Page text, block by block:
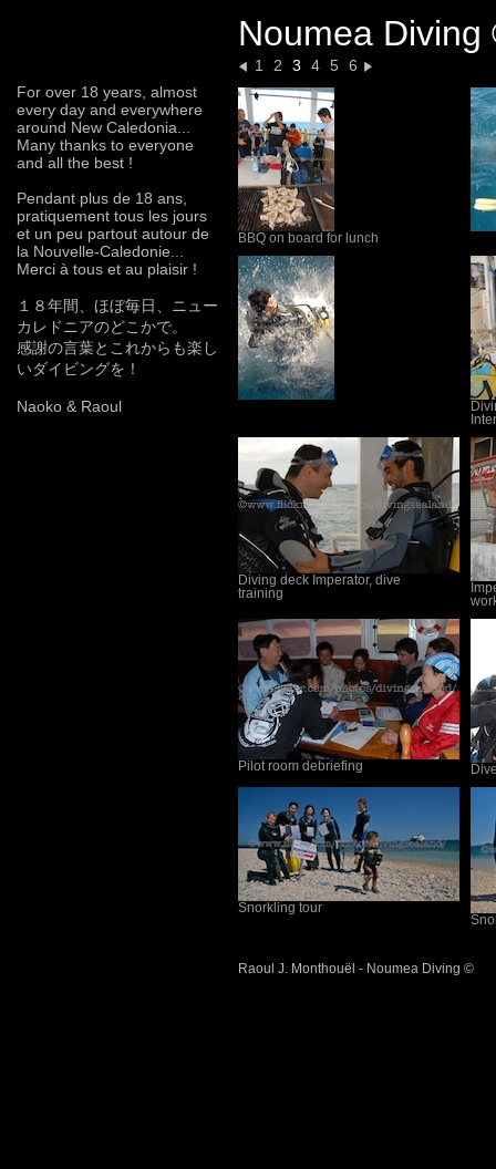
Noumea
1 2 3 4 5 6
For over 18 years, almost
every day and everywhere
around New Caledonia...
Many thanks to everyone
and all the best !
Pendant plus de 18 ans,
pratiquement tous les jours
et un peu partout autour de
la Nouvelle-Caledonie...
Merci à tous et au plaisir !
１８年間、ほぼ毎日、ニュー
カレドニアのどこかで。
感謝の言葉とこれからも楽し
いダイビングを！
Naoko & Raoul
BBQ on board for lunch
Diving deck Imperator, dive
training
Pilot room debriefing
Snorkling tour
Raoul J. Monthouël - Noumea Diving ©